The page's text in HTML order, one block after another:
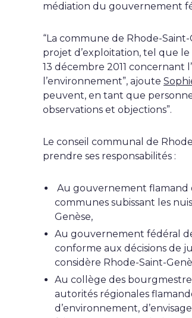
médiation du gouvernement
“La commune de Rhode-
projet d’exploitation, tel que
13 décembre 2011 concernant
l’environnement”, ajoute
peuvent, en tant que
observations et objections”.
Le conseil communal de
prendre ses responsabilités :
Au gouvernement flamand
communes subissant les
Genèse,
Au gouvernement fédéral
conforme aux décisions de
considère Rhode-Saint-
Au collège des
autorités régionales
d’environnement,